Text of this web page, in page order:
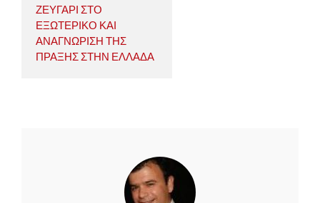
ΖΕΥΓΑΡΙ ΣΤΟ
ΕΞΩΤΕΡΙΚΟ ΚΑΙ
ΑΝΑΓΝΩΡΙΣΗ ΤΗΣ
ΠΡΑΞΗΣ ΣΤΗΝ ΕΛΛΑΔΑ